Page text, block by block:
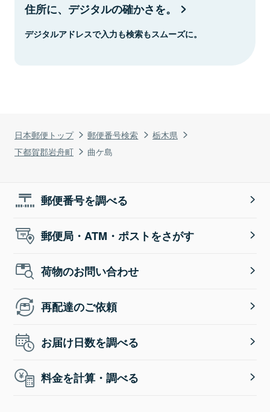
日本郵便トップ 郵便番号検索
栃木県
下都賀郡岩舟町
曲ケ島
住所に、デジタルの確かさを。
デジタルアドレスで入力も検索もスムーズに。
郵便番号を調べる
郵便局・ATM・ポストをさがす
荷物のお問い合わせ
再配達のご依頼
お届け日数を調べる
料金を計算・調べる